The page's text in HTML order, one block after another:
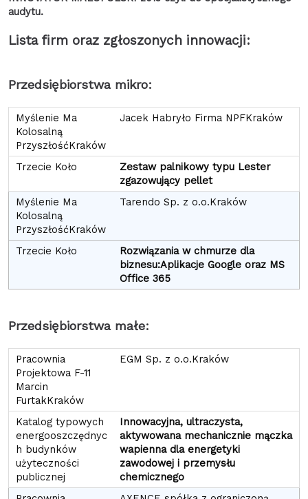
audytu.
Lista firm oraz zgłoszonych innowacji:
Przedsiębiorstwa mikro:
Jacek Habryło Firma NPFKraków
Zestaw palnikowy typu Lester
zgazowujący pellet
Tarendo Sp. z o.o.Kraków
Rozwiązania w chmurze dla
biznesu:Aplikacje Google oraz MS
Office 365
Przedsiębiorstwa małe:
EGM Sp. z o.o.Kraków
Innowacyjna, ultraczysta,
aktywowana mechanicznie mączka
wapienna dla energetyki
zawodowej i przemysłu
chemicznego